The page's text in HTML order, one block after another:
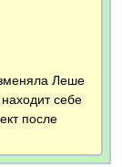
Леше
себе
после